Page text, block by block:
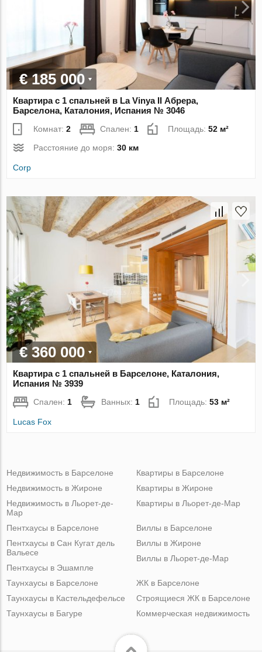
€ 185 000
Квартира с 1 спальней в La Vinya II Абрера,
Барселона, Каталония, Испания № 3046
Комнат:2 Спален: 1 Площадь:52 м²
Расстояние до моря:30 км
Corp
€ 360 000
Квартира с 1 спальней в Барселоне, Каталония,
Испания № 3939
Спален: 1 Ванных: 1 Площадь:53 м²
Lucas Fox
Недвижимость в Барселоне
Недвижимость в Жироне
Недвижимость в Льорет-де-
Мар
Квартиры в Барселоне
Квартиры в Жироне
Квартиры в Льорет-де-Мар
Пентхаусы в Барселоне
Пентхаусы в Сан Кугат дель
Вальесе
Пентхаусы в Эшампле
Виллы в Барселоне
Виллы в Жироне
Виллы в Льорет-де-Мар
Таунхаусы в Барселоне
Таунхаусы в Кастельдефельсе
Таунхаусы в Багуре
ЖК в Барселоне
Строящиеся ЖК в Барселоне
Коммерческая недвижимость